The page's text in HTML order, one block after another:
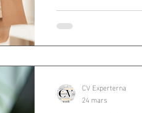
CV Experterna
24 mars